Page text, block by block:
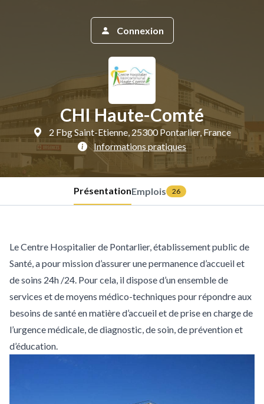
CHI Haute-Comté
2 Fbg Saint-Etienne, 25300 Pontarlier, France
Informations pratiques
Connexion
PrésentationEmplois 26
Le Centre Hospitalier de Pontarlier, établissement public de
Santé, a pour mission d’assurer une permanence d’accueil et
de soins 24h /24. Pour cela, il dispose d’un ensemble de
services et de moyens médico-techniques pour répondre aux
besoins de santé en matière d’accueil et de prise en charge de
l’urgence médicale, de diagnostic, de soin, de prévention et
d’éducation.